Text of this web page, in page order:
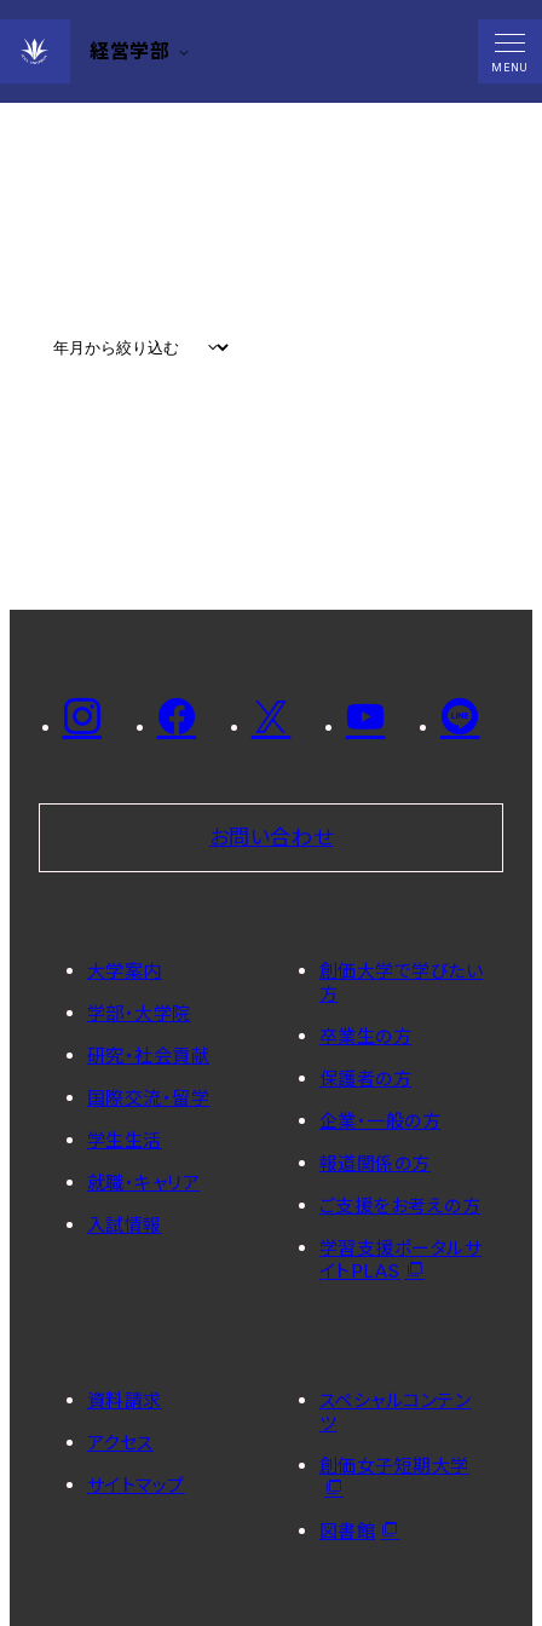
経営学部
MENU
Events
お問い合わせ
大学案内
学部・大学院
研究・社会貢献
国際交流・留学
学生生活
就職・キャリア
入試情報
創価大学で学びたい
方
卒業生の方
保護者の方
企業・一般の方
報道関係の方
ご支援をお考えの方
学習支援ポータルサ
イトPLAS
資料請求
アクセス
サイトマップ
スペシャルコンテン
ツ
創価女子短期大学
図書館